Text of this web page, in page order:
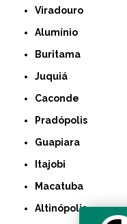
Viradouro
Alumínio
Buritama
Juquiá
Caconde
Pradópolis
Guapiara
Itajobi
Macatuba
Altinópolis